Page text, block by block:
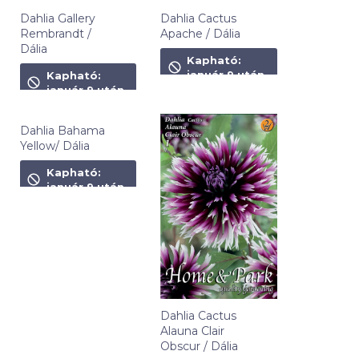
Dahlia Gallery
Rembrandt /
Dália
1 490Ft
Kapható:
január 9 után
Dahlia Cactus
Apache / Dália
1 490Ft
Kapható:
január 9 után
Dahlia Bahama
Yellow/ Dália
1 350Ft
Kapható:
január 9 után
Dahlia Cactus
Alauna Clair
Obscur / Dália